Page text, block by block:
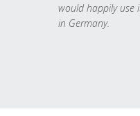
would happily use
in Germany.